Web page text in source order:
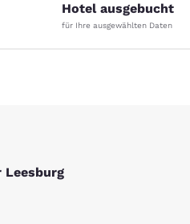
Hotel ausgebucht
für Ihre ausgewählten Daten
Leesburg